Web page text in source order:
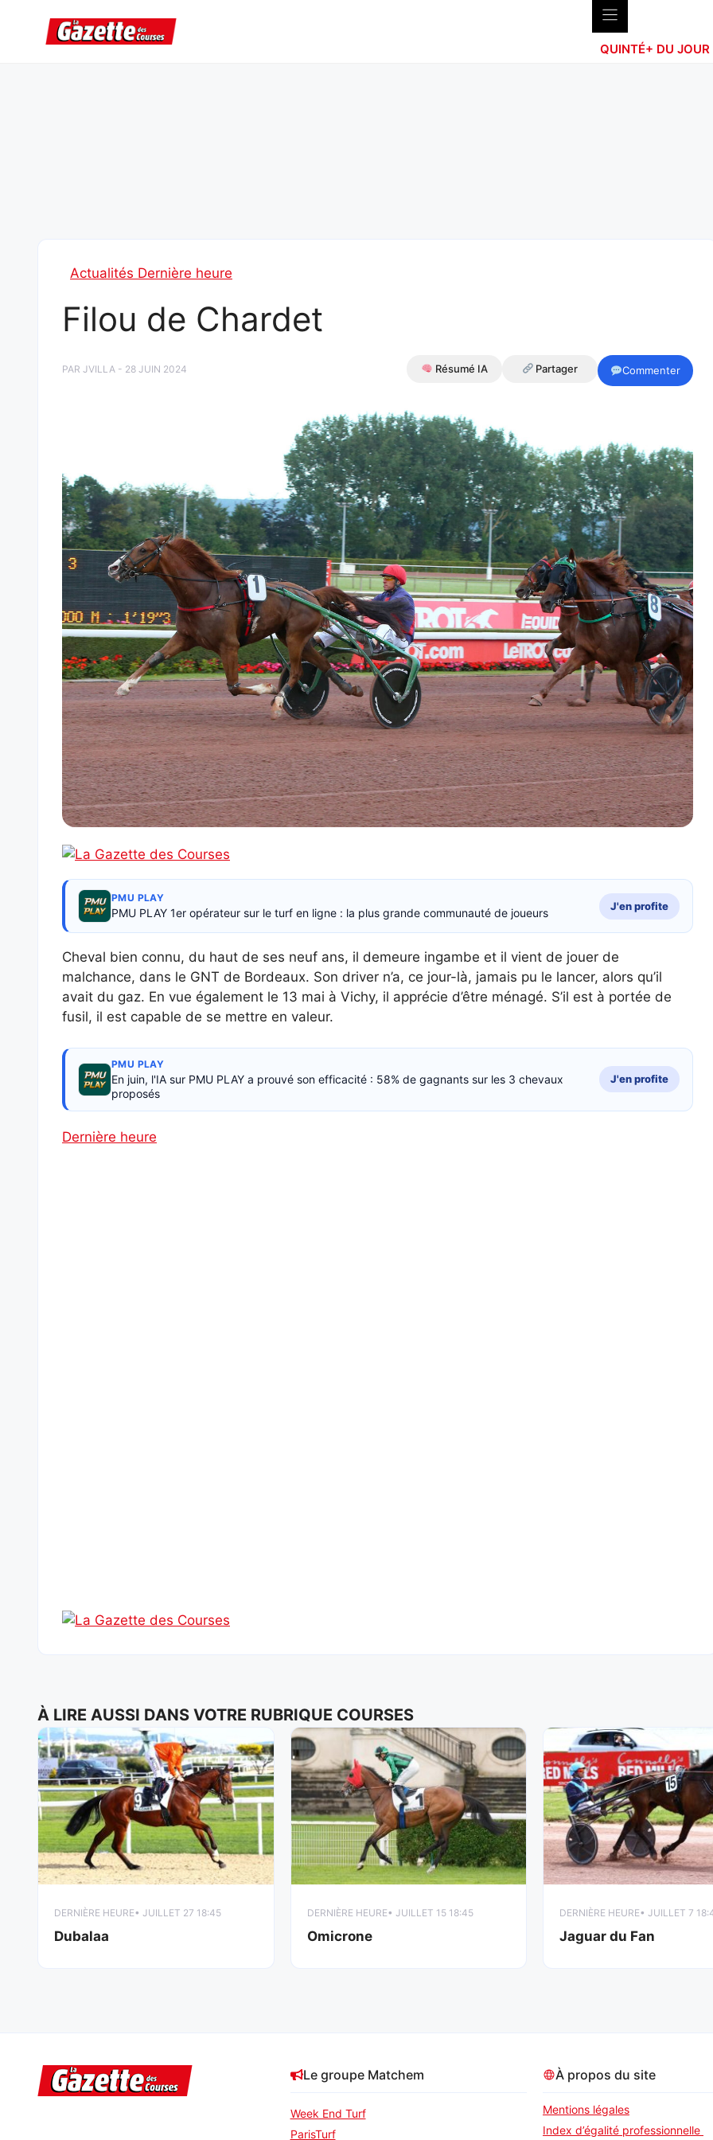
contenu
QUINTÉ+ DU JOUR
Actualités Dernière heure
Filou de Chardet
PAR JVILLA - 28 JUIN 2024 Résumé IA Partager Commenter
PMU PLAY
PMU PLAY 1er opérateur sur le turf en ligne : la plus grande communauté de joueurs
J'en profite
Cheval bien connu, du haut de ses neuf ans, il demeure ingambe et il vient de jouer de
malchance, dans le GNT de Bordeaux. Son driver n’a, ce jour-là, jamais pu le lancer, alors qu’il
avait du gaz. En vue également le 13 mai à Vichy, il apprécie d’être ménagé. S’il est à portée de
fusil, il est capable de se mettre en valeur.
PMU PLAY
En juin, l'IA sur PMU PLAY a prouvé son efficacité : 58% de gagnants sur les 3 chevaux
proposés
J'en profite
Dernière heure
À LIRE AUSSI DANS VOTRE RUBRIQUE COURSES
DERNIÈRE HEURE• JUILLET 27 18:45
Dubalaa
DERNIÈRE HEURE• JUILLET 15 18:45
Omicrone
DERNIÈRE HEURE• JUILLET 7
Jaguar du Fan
Le groupe Matchem
Week End Turf
ParisTurf
À propos du site
Mentions légales
Index d’égalité professionnelle